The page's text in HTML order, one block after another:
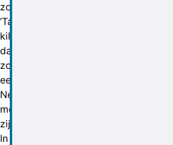
zogenoemde
‘Tattoo
killers’;
dat
zou
een
Nederlands
moordcommando
zijn.
In